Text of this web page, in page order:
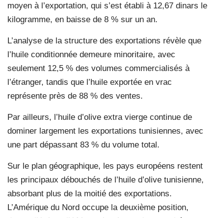
moyen à l’exportation, qui s’est établi à 12,67 dinars le
kilogramme, en baisse de 8 % sur un an.
L’analyse de la structure des exportations révèle que
l’huile conditionnée demeure minoritaire, avec
seulement 12,5 % des volumes commercialisés à
l’étranger, tandis que l’huile exportée en vrac
représente près de 88 % des ventes.
Par ailleurs, l’huile d’olive extra vierge continue de
dominer largement les exportations tunisiennes, avec
une part dépassant 83 % du volume total.
Sur le plan géographique, les pays européens restent
les principaux débouchés de l’huile d’olive tunisienne,
absorbant plus de la moitié des exportations.
L’Amérique du Nord occupe la deuxième position,